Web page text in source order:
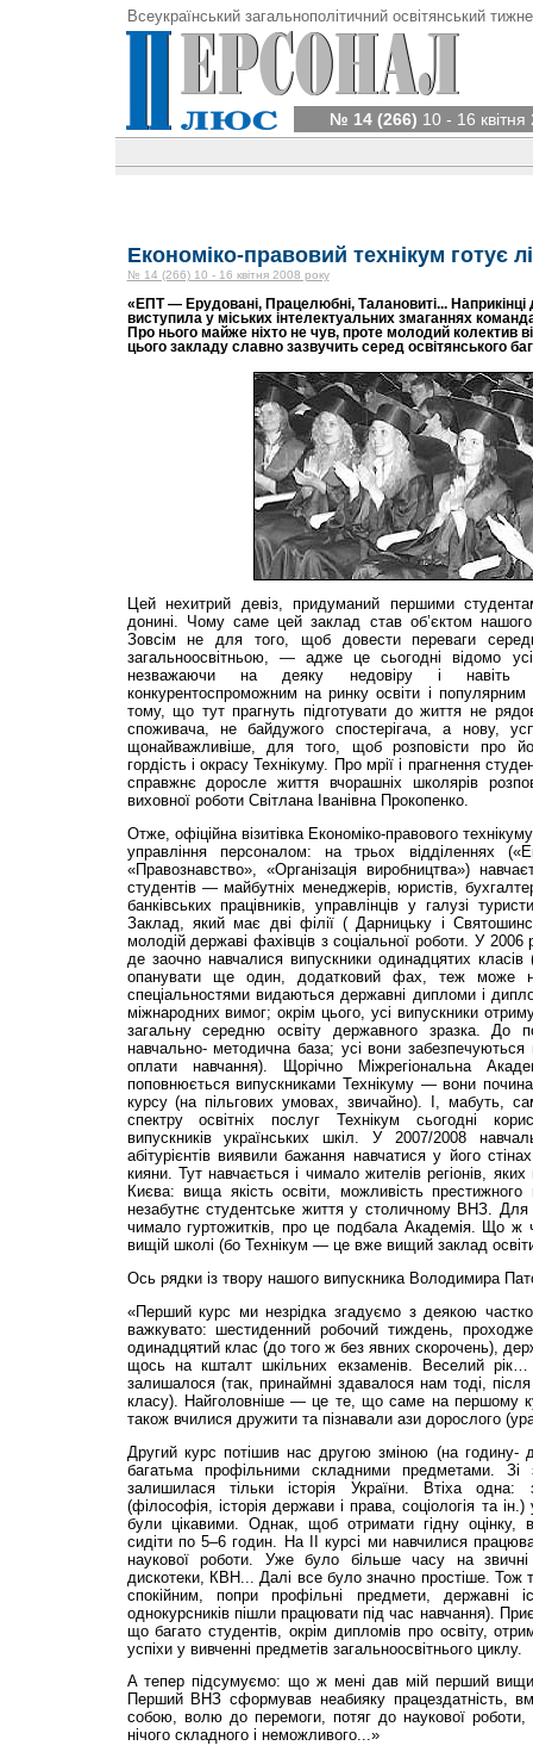
Всеукраїнський загальнополітичний освітянський
№ 14 (266) 10 - 16
Економіко-правовий технікум готує
№ 14 (266) 10 - 16 квітня 2008 року
«ЕПТ — Ерудовані, Працелюбні, Талановиті... Наприкінці
виступила у міських інтелектуальних змаганнях
Про нього майже ніхто не чув, проте молодий колектив
цього закладу славно зазвучить серед освітянського
Цей нехитрий девіз, придуманий першими
донині. Чому саме цей заклад став об’єктом нашого
Зовсім не для того, щоб довести переваги
загальноосвітньою, — адже це сьогодні відомо
незважаючи на деяку недовіру і навіть
конкурентоспроможним на ринку освіти і
тому, що тут прагнуть підготувати до життя не
споживача, не байдужого спостерігача, а нову,
щонайважливіше, для того, щоб розповісти про
гордість і окрасу Технікуму. Про мрії і прагнення
справжнє доросле життя вчорашніх школярів
виховної роботи Світлана Іванівна Прокопенко.
Отже, офіційна візитівка Економіко-правового
управління персоналом: на трьох відділеннях
«Правознавство», «Організація виробництва»)
студентів — майбутніх менеджерів, юристів,
банківських працівників, управлінців у галузі
Заклад, який має дві філії ( Дарницьку і
молодій державі фахівців з соціальної роботи. У 2006
де заочно навчалися випускники одинадцятих класів
опанувати ще один, додатковий фах, теж може
спеціальностями видаються державні дипломи і
міжнародних вимог; окрім цього, усі випускники
загальну середню освіту державного зразка. До
навчально- методична база; усі вони
оплати навчання). Щорічно Міжрегіональна
поповнюється випускниками Технікуму — вони
курсу (на пільгових умовах, звичайно). І, мабуть,
спектру освітніх послуг Технікум сьогодні
випускників українських шкіл. У 2007/2008
абітурієнтів виявили бажання навчатися у його
кияни. Тут навчається і чимало жителів регіонів,
Києва: вища якість освіти, можливість
незабутнє студентське життя у столичному ВНЗ. Для
чимало гуртожитків, про це подбала Академія. Що ж
вищій школі (бо Технікум — це вже вищий заклад
Ось рядки із твору нашого випускника Володимира
«Перший курс ми незрідка згадуємо з деякою
важкувато: шестиденний робочий тиждень,
одинадцятий клас (до того ж без явних скорочень),
щось на кшталт шкільних екзаменів. Веселий рік…
залишалося (так, принаймні здавалося нам тоді, після
класу). Найголовніше — це те, що саме на першому
також вчилися дружити та пізнавали ази дорослого
Другий курс потішив нас другою зміною (на годину-
багатьма профільними складними предметами. Зі
залишилася тільки історія України. Втіха одна:
(філософія, історія держави і права, соціологія та
були цікавими. Однак, щоб отримати гідну оцінку, в
сидіти по 5–6 годин. На ІІ курсі ми навчилися
наукової роботи. Уже було більше часу на звичні
дискотеки, КВН... Далі все було значно простіше. Тож
спокійним, попри профільні предмети, державні
однокурсників пішли працювати під час навчання).
що багато студентів, окрім дипломів про освіту,
успіхи у вивченні предметів загальноосвітнього циклу.
А тепер підсумуємо: що ж мені дав мій перший
Перший ВНЗ сформував неабияку працездатність,
собою, волю до перемоги, потяг до наукової
нічого складного і неможливого...»